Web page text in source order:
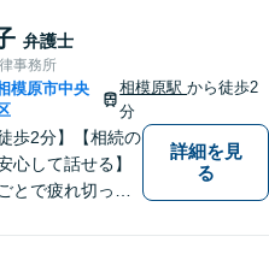
弁護士】法律ト
みの方は、お気
ださい。
弁護士
事務所
模原市中央
相模原駅から徒歩2
分
歩2分】【相続の
心して話せる】
とで疲れ切って
ブルの解決を目
詳細を見
る